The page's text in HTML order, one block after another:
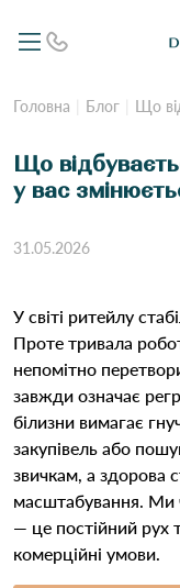
Головна Блог Що
Що
у вас
31.05.2026
У світі ритейлу
Проте тривала
непомітно
завжди означає
білизни вимагає
закупівель або
звичкам, а здорова
масштабування. Ми
— це постійний рух
комерційні умови.